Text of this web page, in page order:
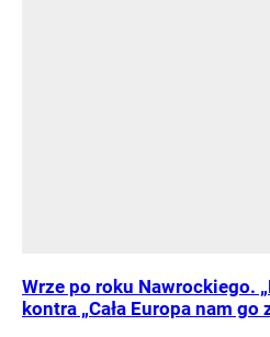
Wrze po roku Nawrockiego.
kontra „Cała Europa nam go